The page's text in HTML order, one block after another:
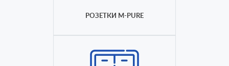
РОЗЕТКИ M-PURE